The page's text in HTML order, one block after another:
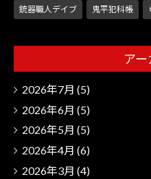
銃器職人デイブ 鬼平犯科帳
ア
2026年7月 (5)
2026年6月 (5)
2026年5月 (5)
2026年4月 (6)
2026年3月 (4)